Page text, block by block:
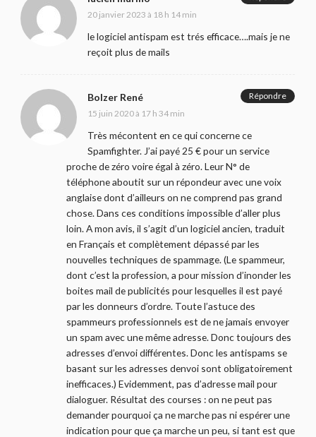
20 janvier 2023 à 18 h 14 min
le logiciel antispam est trés efficace….mais je ne
reçoit plus de mails
Bolzer René
15 juin 2020 à 17 h 34 min
Très mécontent en ce qui concerne ce
Spamfighter. J’ai payé 25 € pour un service
proche de zéro voire égal à zéro. Leur N° de
téléphone aboutit sur un répondeur avec une voix
anglaise dont d’ailleurs on ne comprend pas grand
chose. Dans ces conditions impossible d’aller plus
loin. A mon avis, il s’agit d’un logiciel ancien, traduit
en Français et complètement dépassé par les
nouvelles techniques de spammage. (Le spammeur,
dont c’est la profession, a pour mission d’inonder les
boites mail de publicités pour lesquelles il est payé
par les donneurs d’ordre. Toute l’astuce des
spammeurs professionnels est de ne jamais envoyer
un spam avec une même adresse. Donc toujours des
adresses d’envoi différentes. Donc les antispams se
basant sur les adresses denvoi sont obligatoirement
inefficaces.) Evidemment, pas d’adresse mail pour
dialoguer. Résultat des courses : on ne peut pas
demander pourquoi ça ne marche pas ni espérer une
indication pour que ça marche un peu, si tant est que
Répondre